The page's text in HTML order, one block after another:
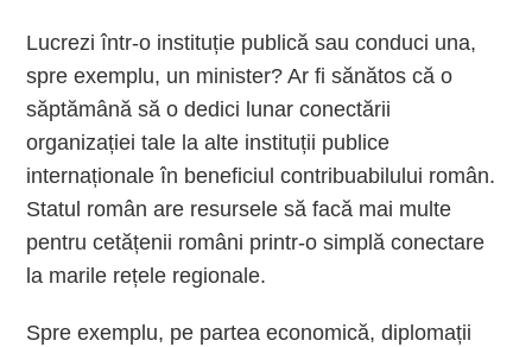
Lucrezi într-o instituție publică sau conduci una,
spre exemplu, un minister? Ar fi sănătos că o
săptămână să o dedici lunar conectării
organizației tale la alte instituții publice
internaționale în beneficiul contribuabilului român.
Statul român are resursele să facă mai multe
pentru cetățenii români printr-o simplă conectare
la marile rețele regionale.
Spre exemplu, pe partea economică, diplomații